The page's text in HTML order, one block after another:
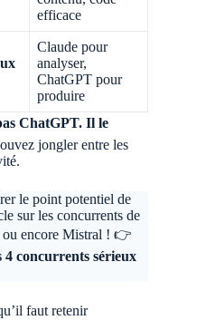
efficace
Claude pour
analyser,
ChatGPT pour
produire
ChatGPT. Il le
jongler entre les
le point potentiel de
sur les concurrents de
ou encore Mistral ! 👉
4 concurrents sérieux
faut retenir